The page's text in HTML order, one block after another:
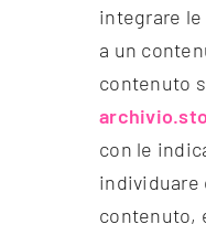
integrare
a un
contenuto
con le
individuare
contenuto,